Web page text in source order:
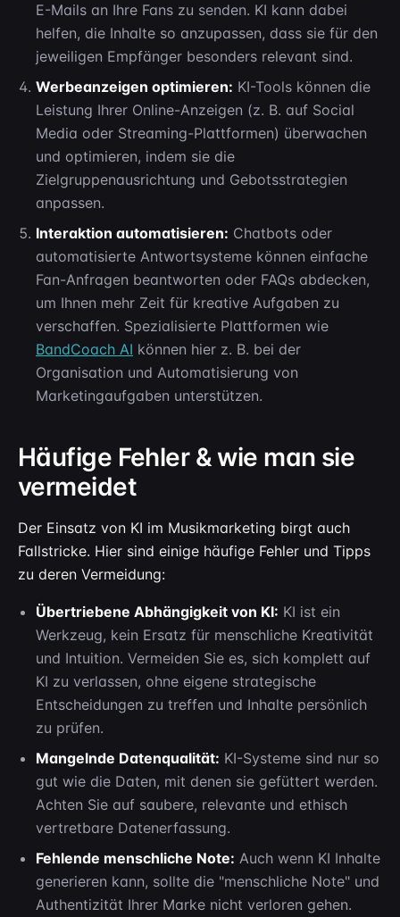
E-Mails an Ihre Fans zu senden. KI kann dabei
helfen, die Inhalte so anzupassen, dass sie für den
jeweiligen Empfänger besonders relevant sind.
Werbeanzeigen optimieren: KI-Tools können die
Leistung Ihrer Online-Anzeigen (z. B. auf Social
Media oder Streaming-Plattformen) überwachen
und optimieren, indem sie die
Zielgruppenausrichtung und Gebotsstrategien
anpassen.
Interaktion automatisieren: Chatbots oder
automatisierte Antwortsysteme können einfache
Fan-Anfragen beantworten oder FAQs abdecken,
um Ihnen mehr Zeit für kreative Aufgaben zu
verschaffen. Spezialisierte Plattformen wie
BandCoach AI können hier z. B. bei der
Organisation und Automatisierung von
Marketingaufgaben unterstützen.
Häufige Fehler & wie man sie
vermeidet
Der Einsatz von KI im Musikmarketing birgt auch
Fallstricke. Hier sind einige häufige Fehler und Tipps
zu deren Vermeidung:
Übertriebene Abhängigkeit von KI: KI ist ein
Werkzeug, kein Ersatz für menschliche Kreativität
und Intuition. Vermeiden Sie es, sich komplett auf
KI zu verlassen, ohne eigene strategische
Entscheidungen zu treffen und Inhalte persönlich
zu prüfen.
Mangelnde Datenqualität: KI-Systeme sind nur so
gut wie die Daten, mit denen sie gefüttert werden.
Achten Sie auf saubere, relevante und ethisch
vertretbare Datenerfassung.
Fehlende menschliche Note: Auch wenn KI Inhalte
generieren kann, sollte die "menschliche Note" und
Authentizität Ihrer Marke nicht verloren gehen.